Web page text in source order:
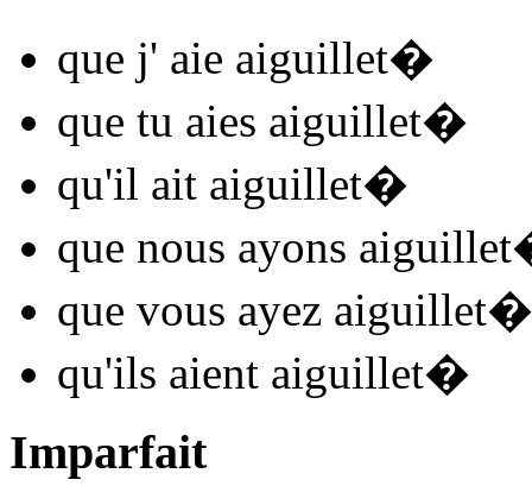
que j' aie aiguillet�
que tu aies aiguillet�
qu'il ait aiguillet�
que nous ayons aiguillet
que vous ayez aiguillet�
qu'ils aient aiguillet�
Imparfait